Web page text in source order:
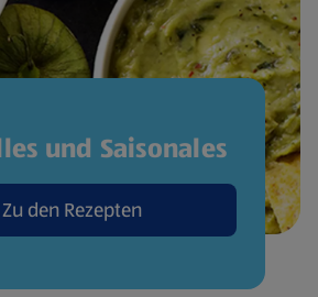
und Saisonales
Zu den Rezepten